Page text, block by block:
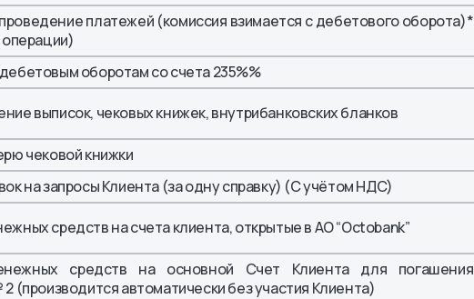
платежей (комиссия взимается с дебетового оборота)*
оборотам со счета 235%%
выписок, чековых книжек, внутрибанковских бланков
чековой книжки
на запросы Клиента (за одну справку) (С учётом НДС)
средств на счета клиента, открытые в АО “Octobank”
средств на основной Счет Клиента для погашения
(производится автоматически без участия Клиента)